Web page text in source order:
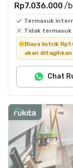
Rp7.036.000 /
Termasuk
Tidak
Biaya listrik
akan ditagihkan
Chat